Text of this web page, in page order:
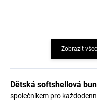
Zobrazit
Dětská softshellová
společníkem pro